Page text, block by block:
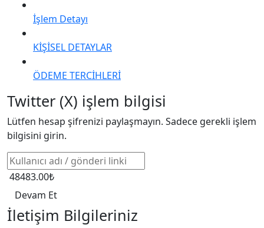
İşlem Detayı
KİŞİSEL DETAYLAR
ÖDEME TERCİHLERİ
Twitter (X) işlem bilgisi
Lütfen hesap şifrenizi paylaşmayın. Sadece gerekli işlem
bilgisini girin.
48483.00₺
Devam Et
İletişim Bilgileriniz